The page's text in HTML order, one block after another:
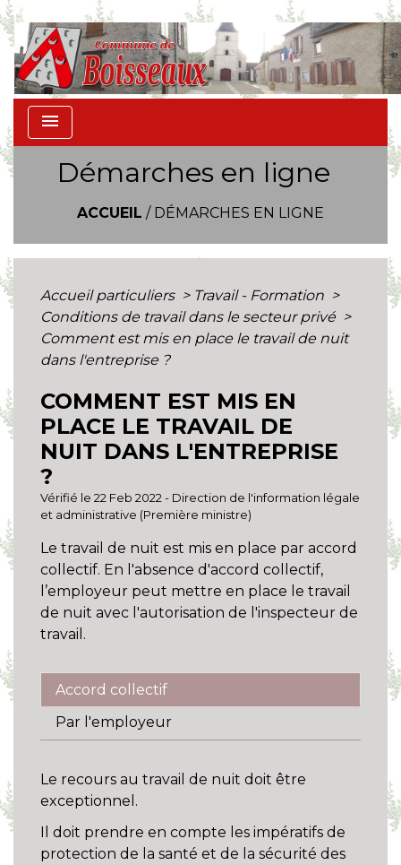
menu
Démarches en ligne
ACCUEIL / DÉMARCHES EN LIGNE
Accueil particuliers > Travail - Formation >
Conditions de travail dans le secteur privé >
Comment est mis en place le travail de nuit
dans l'entreprise ?
COMMENT EST MIS EN
PLACE LE TRAVAIL DE
NUIT DANS L'ENTREPRISE
?
Vérifié le 22 Feb 2022 - Direction de l'information légale
et administrative (Première ministre)
Le travail de nuit est mis en place par accord
collectif. En l'absence d'accord collectif,
l’employeur peut mettre en place le travail
de nuit avec l'autorisation de l'inspecteur de
travail.
Accord collectif
Par l'employeur
Le recours au travail de nuit doit être
exceptionnel.
Il doit prendre en compte les impératifs de
protection de la santé et de la sécurité des